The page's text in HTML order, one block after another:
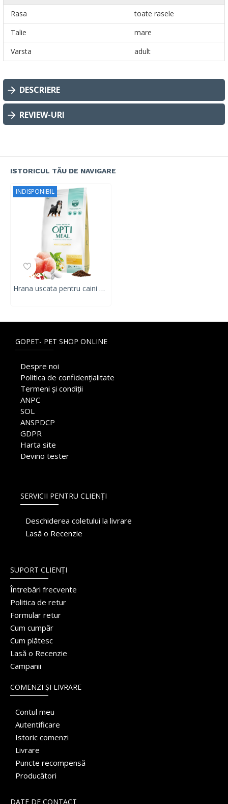
Rasa
toate rasele
Talie
mare
Varsta
adult
DESCRIERE
REVIEW-URI
ISTORICUL TĂU DE NAVIGARE
INDISPONIBIL
Hrana uscata pentru caini adulti DE TALIE MARE, OPTIMEAL DRY FOOD, pui, 12 kg
GOPET- PET SHOP ONLINE
Despre noi
Politica de confidențialitate
Termeni și condiții
ANPC
SOL
ANSPDCP
GDPR
Harta site
Devino tester
SERVICII PENTRU CLIENȚI
Deschiderea coletului la livrare
Lasă o Recenzie
SUPORT CLIENȚI
Întrebări frecvente
Politica de retur
Formular retur
Cum cumpăr
Cum plătesc
Lasă o Recenzie
Campanii
COMENZI ȘI LIVRARE
Contul meu
Autentificare
Istoric comenzi
Livrare
Puncte recompensă
Producători
DATE DE CONTACT